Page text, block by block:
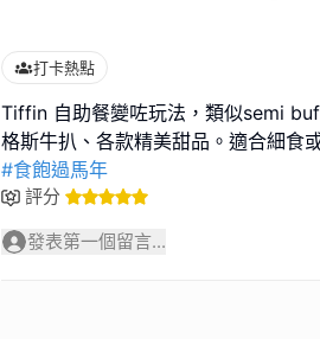
打卡熱點
Tiffin 自助餐變咗玩法，類似semi
#食飽過馬年
評分
發表第一個留言...